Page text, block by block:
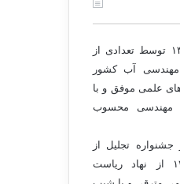
انجمن هیدرولیک ایران در سال ۱۳۷۳ توسط تعدادی از
مهندسی آب کشور
علمی موفق و با
مهندسی محسوب
تجلیل از
انجمن‌های علمی برتر سال ۱۳۸۴ از نهاد ریاست